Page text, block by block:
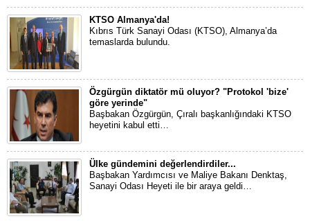
KTSO Almanya'da!
Kıbrıs Türk Sanayi Odası (KTSO), Almanya’da
temaslarda bulundu.
Özgürgün diktatör mü oluyor? "Protokol 'bize'
göre yerinde"
Başbakan Özgürgün, Çıralı başkanlığındaki KTSO
heyetini kabul etti…
Ülke gündemini değerlendirdiler...
Başbakan Yardımcısı ve Maliye Bakanı Denktaş,
Sanayi Odası Heyeti ile bir araya geldi…